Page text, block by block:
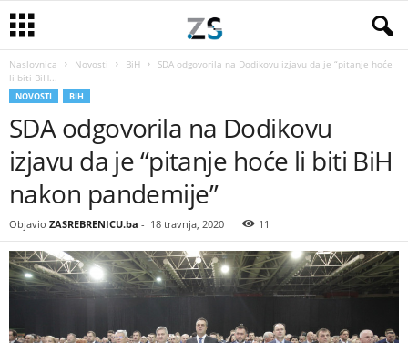
Naslovnica Novosti BiH
SDA odgovorila na Dodikovu izjavu da je “pitanje hoće
li biti BiH...
NOVOSTI BIH
SDA odgovorila na Dodikovu
izjavu da je “pitanje hoće li biti BiH
nakon pandemije”
Objavio ZASREBRENICU.ba - 18 travnja, 2020 11